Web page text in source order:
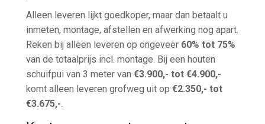
Alleen leveren lijkt goedkoper, maar dan betaalt u
inmeten, montage, afstellen en afwerking nog apart.
Reken bij alleen leveren op ongeveer 60% tot 75%
van de totaalprijs incl. montage. Bij een houten
schuifpui van 3 meter van€3.900,- tot €4.900,-
komt alleen leveren grofweg uit op€2.350,- tot
€3.675,-.